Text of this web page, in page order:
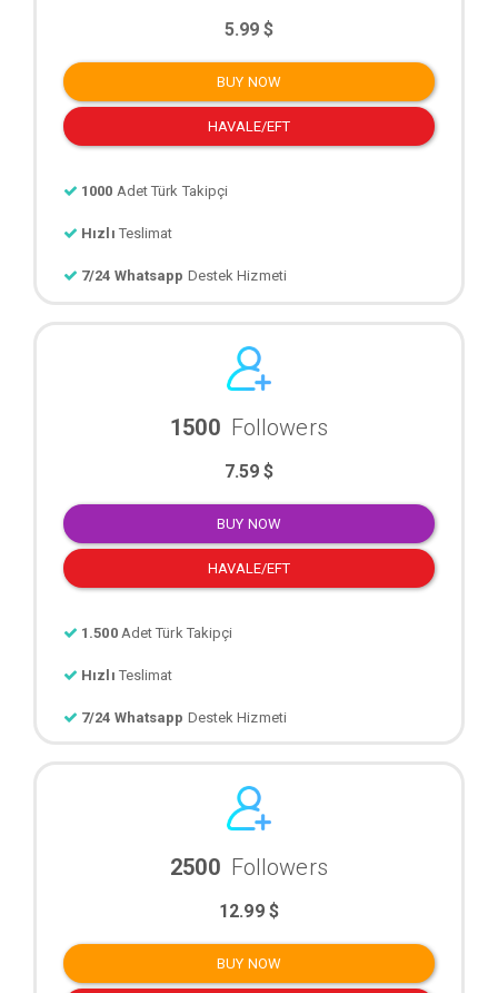
5.99 $
BUY NOW
HAVALE/EFT
1000 Adet Türk Takipçi
Hızlı Teslimat
7/24 Whatsapp Destek Hizmeti
1500 Followers
7.59 $
BUY NOW
HAVALE/EFT
1.500 Adet Türk Takipçi
Hızlı Teslimat
7/24 Whatsapp Destek Hizmeti
2500 Followers
12.99 $
BUY NOW